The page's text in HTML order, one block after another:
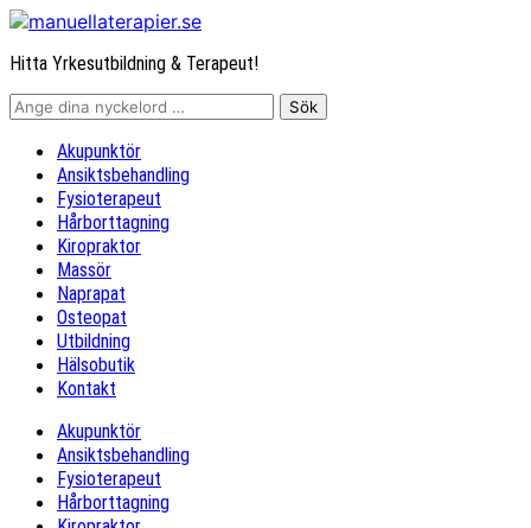
Hitta Yrkesutbildning & Terapeut!
Akupunktör
Ansiktsbehandling
Fysioterapeut
Hårborttagning
Kiropraktor
Massör
Naprapat
Osteopat
Utbildning
Hälsobutik
Kontakt
Akupunktör
Ansiktsbehandling
Fysioterapeut
Hårborttagning